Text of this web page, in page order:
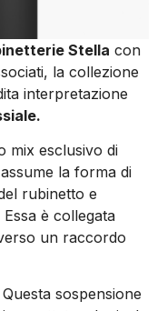
Stella con
la collezione
interpretazione
mix esclusivo di
la forma di
rubinetto e
è collegata
un raccordo
Questa sospensione